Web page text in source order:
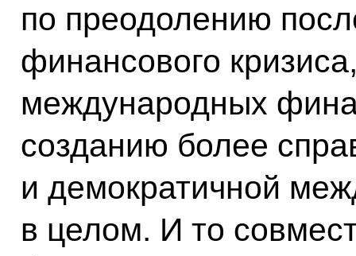
по преодолению
финансового
международных
созданию более
и демократичной
в целом. И то